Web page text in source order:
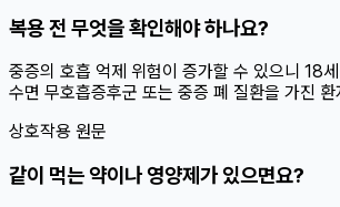
복용 전 무엇을 확인해야 하나요?
중증의 호흡 억제 위험이 증가할 수 있으니 18
수면 무호흡증후군 또는 중증 폐 질환을 가진
상호작용 원문
같이 먹는 약이나 영양제가 있으면요?